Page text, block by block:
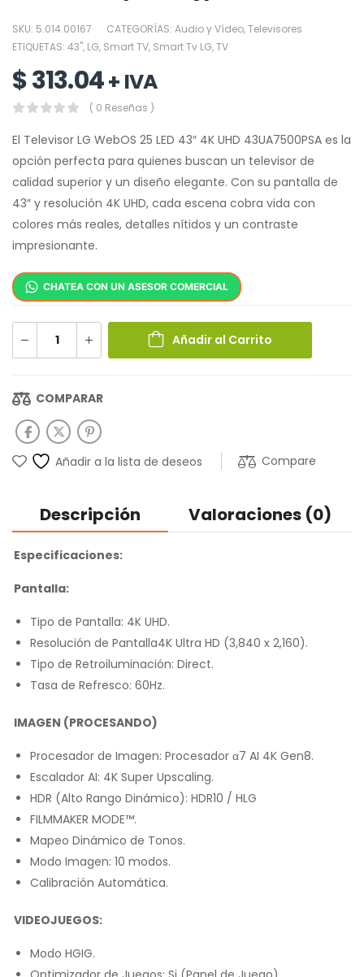
SKU: 5.014.00167 CATEGORÍAS: Audio y Vídeo,Televisores
ETIQUETAS: 43", LG, Smart TV, Smart Tv LG,TV
$313.04+ IVA
( 0 Reseñas )
El Televisor LG WebOS 25 LED 43″ 4K UHD 43UA7500PSA es la
opción perfecta para quienes buscan un televisor de
calidad superior y un diseño elegante. Con su pantalla de
43″ y resolución 4K UHD, cada escena cobra vida con
colores más reales, detalles nítidos y un contraste
impresionante.
CHATEA CON UN ASESOR COMERCIAL
Añadir al Carrito
COMPARAR
Añadir a la lista de deseos Compare
Descripción Valoraciones (0)
Especificaciones:
Pantalla:
Tipo de Pantalla: 4K UHD.
Resolución de Pantalla4K Ultra HD (3,840 x 2,160).
Tipo de Retroiluminación: Direct.
Tasa de Refresco: 60Hz.
IMAGEN (PROCESANDO)
Procesador de Imagen: Procesador α7 AI 4K Gen8.
Escalador AI: 4K Super Upscaling.
HDR (Alto Rango Dinámico): HDR10 / HLG
FILMMAKER MODE™.
Mapeo Dinámico de Tonos.
Modo Imagen: 10 modos.
Calibración Automática.
VIDEOJUEGOS:
Modo HGIG.